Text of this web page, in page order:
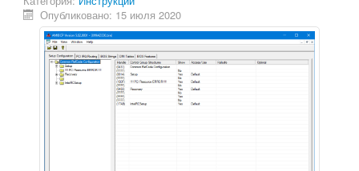
Процессоры
Инструкции
Рейтинги
Опубликовано: 15 июля 2020